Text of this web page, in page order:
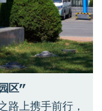
区”
路上携手前行，